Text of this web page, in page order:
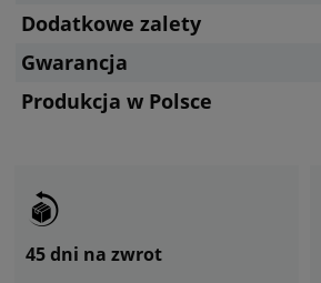
Dodatkowe zalety
Gwarancja
Produkcja w Polsce
45 dni na zwrot